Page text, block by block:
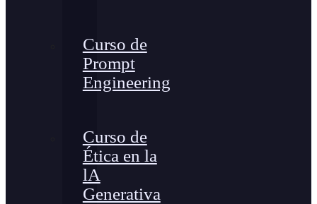
Curso de
Prompt
Engineering
Curso de
Ética en la
lA
Generativa